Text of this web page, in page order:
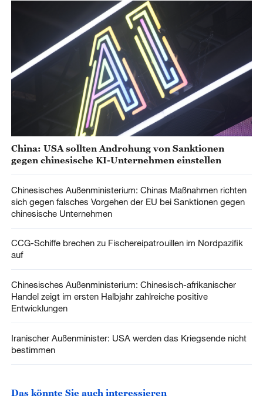
China: USA sollten Androhung von Sanktionen
gegen chinesische KI-Unternehmen einstellen
Chinesisches Außenministerium: Chinas Maßnahmen richten
sich gegen falsches Vorgehen der EU bei Sanktionen gegen
chinesische Unternehmen
CCG-Schiffe brechen zu Fischereipatrouillen im Nordpazifik
auf
Chinesisches Außenministerium: Chinesisch-afrikanischer
Handel zeigt im ersten Halbjahr zahlreiche positive
Entwicklungen
Iranischer Außenminister: USA werden das Kriegsende nicht
bestimmen
Das könnte Sie auch interessieren